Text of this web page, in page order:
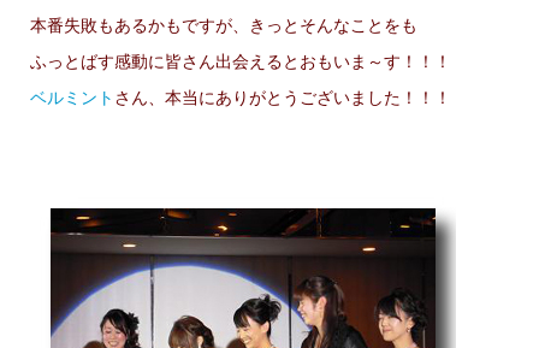
本番失敗もあるかもですが、きっとそんなことをも
ふっとばす感動に皆さん出会えるとおもいま～す！！！
ベルミント さん、本当にありがとうございました！！！